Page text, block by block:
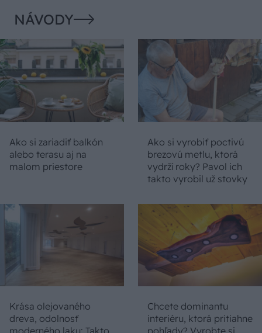
NÁVODY
Ako si zariadiť balkón
alebo terasu aj na
malom priestore
Ako si vyrobiť poctivú
brezovú metlu, ktorá
vydrží roky? Pavol ich
takto vyrobil už stovky
Krása olejovaného
dreva, odolnosť
Chcete dominantu
interiéru, ktorá pritiahne